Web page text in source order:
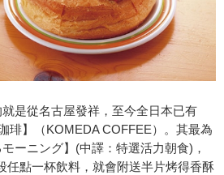
是從名古屋發祥，至今全日本已有
琲】（KOMEDA COFFEE）。其最為
ーニング】(中譯：特選活力朝食)，
任點一杯飲料，就會附送半片烤得香酥